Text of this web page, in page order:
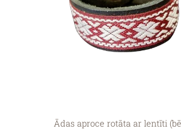
Ādas aproce rotāta ar lentīti